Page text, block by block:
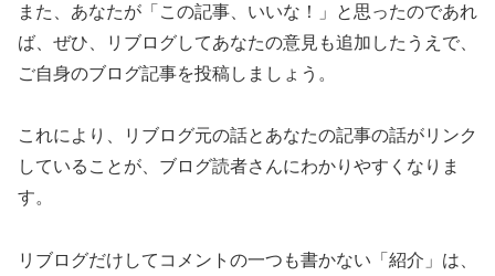
また、あなたが「この記事、いいな！」と思ったのであれ
ば、ぜひ、リブログしてあなたの意見も追加したうえで、
ご自身のブログ記事を投稿しましょう。
これにより、リブログ元の話とあなたの記事の話がリンク
していることが、ブログ読者さんにわかりやすくなりま
す。
リブログだけしてコメントの一つも書かない「紹介」は、